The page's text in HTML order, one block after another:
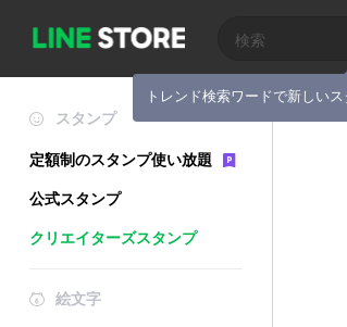
トレンド検索ワードで新しい
スタンプ
定額制のスタンプ使い放題
公式スタンプ
クリエイターズスタンプ
絵文字